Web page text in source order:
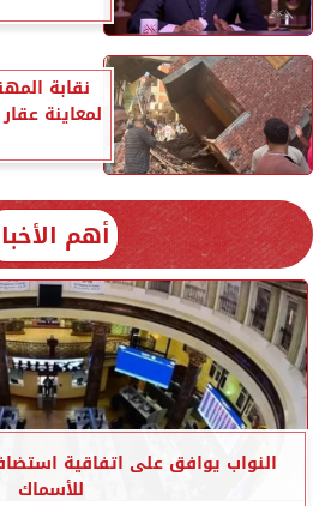
نقابة
لمعاينة
أهم
النواب يوافق على اتفاقية
للأسماك